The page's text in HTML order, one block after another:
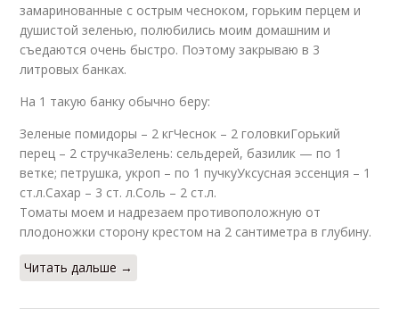
замаринованные с острым чесноком, горьким перцем и
душистой зеленью, полюбились моим домашним и
съедаются очень быстро. Поэтому закрываю в 3
литровых банках.
На 1 такую банку обычно беру:
Зеленые помидоры – 2 кгЧеснок – 2 головкиГорький
перец – 2 стручкаЗелень: сельдерей, базилик — по 1
ветке; петрушка, укроп – по 1 пучкуУксусная эссенция – 1
ст.л.Сахар – 3 ст. л.Соль – 2 ст.л.
Томаты моем и надрезаем противоположную от
плодоножки сторону крестом на 2 сантиметра в глубину.
Читать дальше →